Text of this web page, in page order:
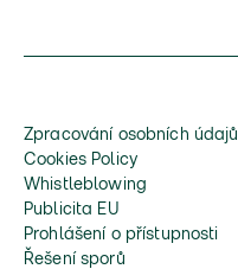
Zpracování osobních údajů
Cookies Policy
Whistleblowing
Publicita EU
Prohlášení o přístupnosti
Řešení sporů